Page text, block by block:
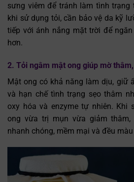
sưng viêm để tránh làm tình trạng
khi sử dụng tỏi, cần bảo vệ da kỹ
tiếp với ánh nắng mặt trời để
hơn.
2. Tỏi ngâm mật ong giúp mờ
Mật ong có khả năng làm dịu, giữ
và hạn chế tình trạng sẹo thâm
oxy hóa và enzyme tự nhiên. Khi
ong vừa trị mụn vừa giảm
nhanh chóng, mềm mại và đều